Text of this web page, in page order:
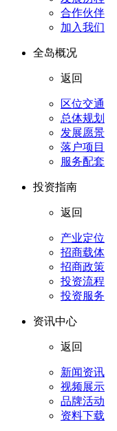
合作伙伴
加入我们
全岛概况
返回
区位交通
总体规划
发展愿景
落户项目
服务配套
投资指南
返回
产业定位
招商载体
招商政策
投资流程
投资服务
资讯中心
返回
新闻资讯
视频展示
品牌活动
资料下载